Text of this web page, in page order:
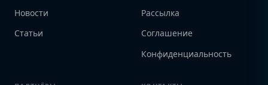
Новости
Статьи
Рассылка
Соглашение
Конфиденциальность